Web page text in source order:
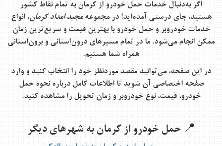
اگر به‌دنبالخدمات حمل خودرو از کرمان به تمام نقاط کشور
هستید، جای درستی آمده‌اید! در مجموعهمجید امداد کرمان، انواع
خدمات خودروبر و حمل خودرو با بهترین قیمت و سریع‌ترین زمان
ممکن انجام می‌شود. ما در تمام مسیرهای درون‌استانی و برون‌استانی
همراه شما هستیم.
در این صفحه، می‌توانید مقصد موردنظر خود را انتخاب کنید و وارد
صفحه اختصاصی آن شوید تا اطلاعات کامل درباره نحوه حمل
خودرو، قیمت، نوع خودروبر و زمان تحویل را مشاهده کنید.
📍 حمل خودرو از کرمان به شهرهای دیگر